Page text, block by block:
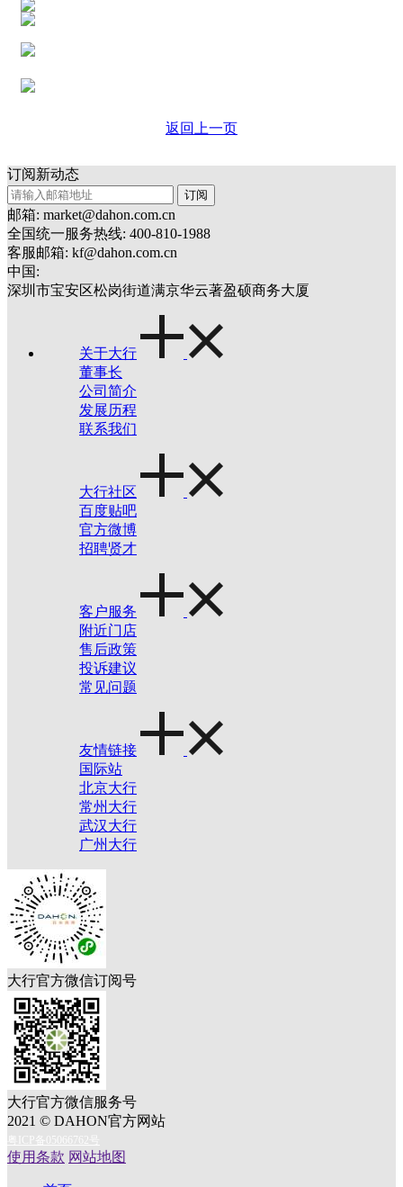
返回上一页
订阅新动态
订阅
邮箱: market@dahon.com.cn
全国统一服务热线: 400-810-1988
客服邮箱: kf@dahon.com.cn
中国:
深圳市宝安区松岗街道满京华云著盈硕商务大厦
关于大行
董事长
公司简介
发展历程
联系我们
大行社区
百度贴吧
官方微博
招聘贤才
客户服务
附近门店
售后政策
投诉建议
常见问题
友情链接
国际站
北京大行
常州大行
武汉大行
广州大行
大行官方微信订阅号
大行官方微信服务号
2021 © DAHON官方网站
粤ICP备05066762号
使用条款 网站地图